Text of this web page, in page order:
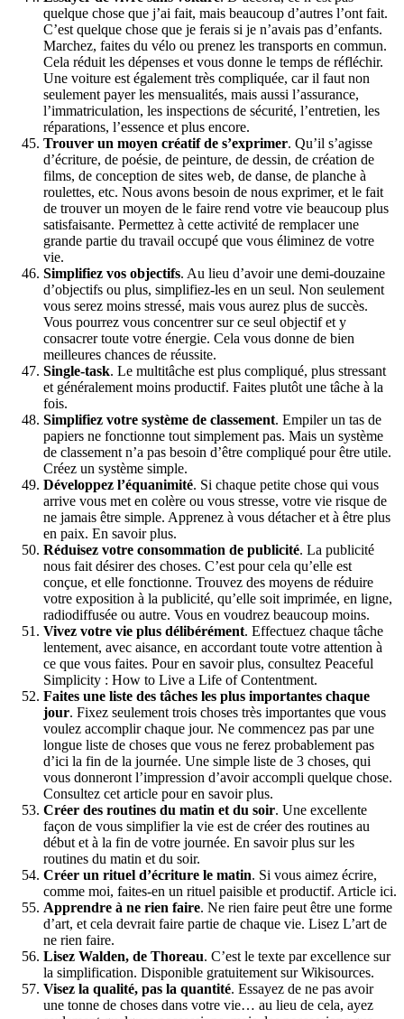
quelque chose que j’ai fait, mais beaucoup d’autres l’ont fait.
C’est quelque chose que je ferais si je n’avais pas d’enfants.
Marchez, faites du vélo ou prenez les transports en commun.
Cela réduit les dépenses et vous donne le temps de réfléchir.
Une voiture est également très compliquée, car il faut non
seulement payer les mensualités, mais aussi l’assurance,
l’immatriculation, les inspections de sécurité, l’entretien, les
réparations, l’essence et plus encore.
Trouver un moyen créatif de s’exprimer. Qu’il s’agisse
d’écriture, de poésie, de peinture, de dessin, de création de
films, de conception de sites web, de danse, de planche à
roulettes, etc. Nous avons besoin de nous exprimer, et le fait
de trouver un moyen de le faire rend votre vie beaucoup plus
satisfaisante. Permettez à cette activité de remplacer une
grande partie du travail occupé que vous éliminez de votre
vie.
Simplifiez vos objectifs. Au lieu d’avoir une demi-douzaine
d’objectifs ou plus, simplifiez-les en un seul. Non seulement
vous serez moins stressé, mais vous aurez plus de succès.
Vous pourrez vous concentrer sur ce seul objectif et y
consacrer toute votre énergie. Cela vous donne de bien
meilleures chances de réussite.
Single-task. Le multitâche est plus compliqué, plus stressant
et généralement moins productif. Faites plutôt une tâche à la
fois.
Simplifiez votre système de classement. Empiler un tas de
papiers ne fonctionne tout simplement pas. Mais un système
de classement n’a pas besoin d’être compliqué pour être utile.
Créez un système simple.
Développez l’équanimité. Si chaque petite chose qui vous
arrive vous met en colère ou vous stresse, votre vie risque de
ne jamais être simple. Apprenez à vous détacher et à être plus
en paix. En savoir plus.
Réduisez votre consommation de publicité. La publicité
nous fait désirer des choses. C’est pour cela qu’elle est
conçue, et elle fonctionne. Trouvez des moyens de réduire
votre exposition à la publicité, qu’elle soit imprimée, en ligne,
radiodiffusée ou autre. Vous en voudrez beaucoup moins.
Vivez votre vie plus délibérément. Effectuez chaque tâche
lentement, avec aisance, en accordant toute votre attention à
ce que vous faites. Pour en savoir plus, consultez Peaceful
Simplicity : How to Live a Life of Contentment.
Faites une liste des tâches les plus importantes chaque
jour. Fixez seulement trois choses très importantes que vous
voulez accomplir chaque jour. Ne commencez pas par une
longue liste de choses que vous ne ferez probablement pas
d’ici la fin de la journée. Une simple liste de 3 choses, qui
vous donneront l’impression d’avoir accompli quelque chose.
Consultez cet article pour en savoir plus.
Créer des routines du matin et du soir. Une excellente
façon de vous simplifier la vie est de créer des routines au
début et à la fin de votre journée. En savoir plus sur les
routines du matin et du soir.
Créer un rituel d’écriture le matin. Si vous aimez écrire,
comme moi, faites-en un rituel paisible et productif. Article ici.
Apprendre à ne rien faire. Ne rien faire peut être une forme
d’art, et cela devrait faire partie de chaque vie. Lisez L’art de
ne rien faire.
Lisez Walden, de Thoreau. C’est le texte par excellence sur
la simplification. Disponible gratuitement sur Wikisources.
Visez la qualité, pas la quantité. Essayez de ne pas avoir
une tonne de choses dans votre vie… au lieu de cela, ayez